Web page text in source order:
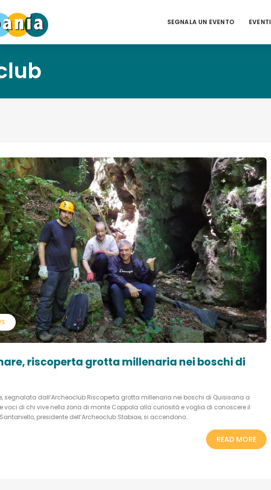
SEGNALA UN EVENTO EVENTI
riscoperta grotta millenaria nei boschi di
segnalata dall’Archeoclub Riscoperta grotta millenaria nei boschi di Quisisana a
voci di chi vive nella zona di monte Coppola alla curiosità e voglia di conoscere il
presidente dell’Archeoclub Stabiae, si accendono...
READ MORE